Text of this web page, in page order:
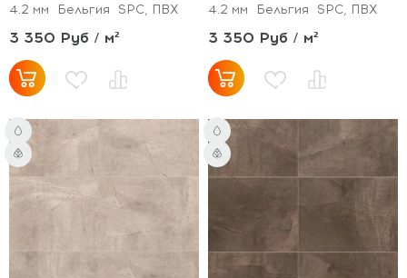
4.2 мм
Бельгия SPC, ПВХ
3 350 Руб / м²
4.2 мм
Бельгия SPC, ПВХ
3 350 Руб / м²